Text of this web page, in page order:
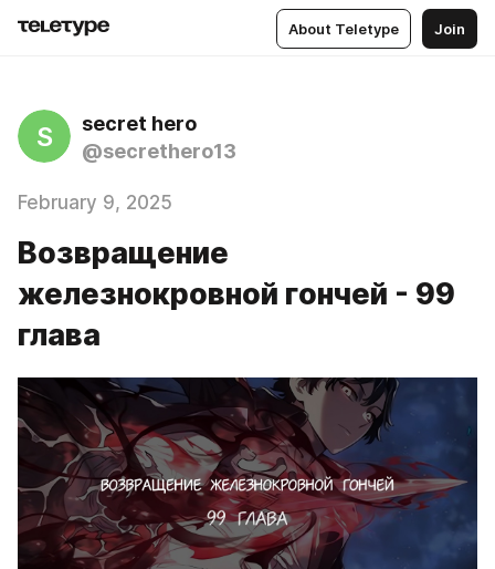
About Teletype Join
S
secret hero
@secrethero13
February 9, 2025
Возвращение
железнокровной гончей - 99
глава